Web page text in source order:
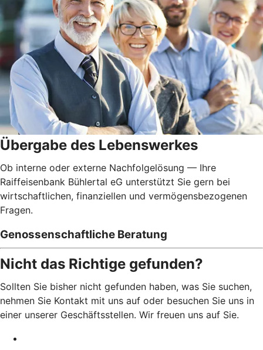
Übergabe des Lebenswerkes
Ob interne oder externe Nachfolgelösung — Ihre
Raiffeisenbank Bühlertal eG unterstützt Sie gern bei
wirtschaftlichen, finanziellen und vermögensbezogenen
Fragen.
Genossenschaftliche Beratung
Nicht das Richtige gefunden?
Sollten Sie bisher nicht gefunden haben, was Sie suchen,
nehmen Sie Kontakt mit uns auf oder besuchen Sie uns in
einer unserer Geschäftsstellen. Wir freuen uns auf Sie.